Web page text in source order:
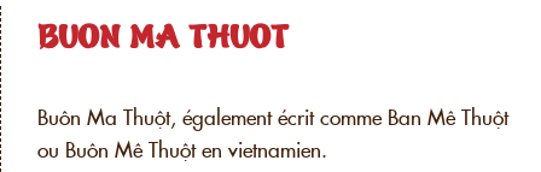
BUON MA THUOT
Buôn Ma Thuột, également écrit comme Ban Mê Thuột
ou Buôn Mê Thuột en vietnamien.